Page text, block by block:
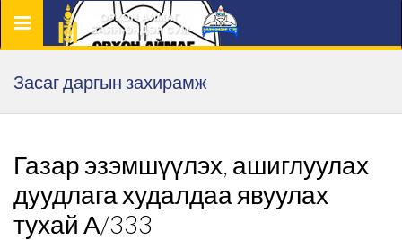
Цэс
Засаг даргын захирамж
Газар эзэмшүүлэх, ашиглуулах
дуудлага худалдаа явуулах
тухай А/333